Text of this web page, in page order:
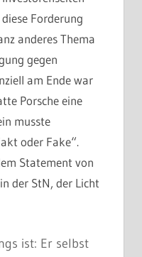
Forderung
anderes Thema
gegen
am Ende war
Porsche eine
musste
oder Fake“.
Statement von
der StN, der Licht
ist: Er selbst